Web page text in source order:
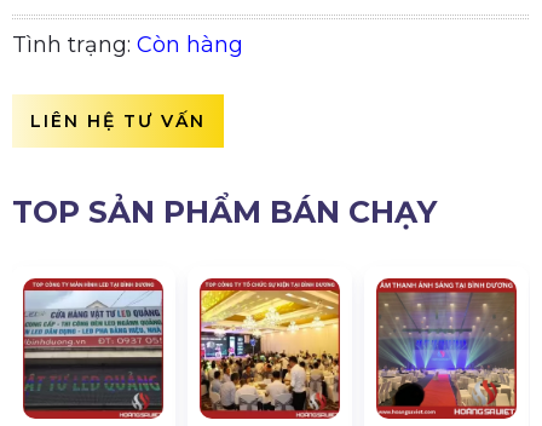
Tình trạng: Còn hàng
LIÊN HỆ TƯ VẤN
TOP SẢN PHẨM BÁN CHẠY